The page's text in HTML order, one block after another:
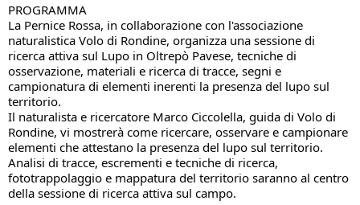
PROGRAMMA
La Pernice Rossa, in collaborazione con l'associazione
naturalistica Volo di Rondine, organizza una sessione di
ricerca attiva sul Lupo in Oltrepò Pavese, tecniche di
osservazione, materiali e ricerca di tracce, segni e
campionatura di elementi inerenti la presenza del lupo sul
territorio.
Il naturalista e ricercatore Marco Ciccolella, guida di Volo di
Rondine, vi mostrerà come ricercare, osservare e campionare
elementi che attestano la presenza del lupo sul territorio.
Analisi di tracce, escrementi e tecniche di ricerca,
fototrappolaggio e mappatura del territorio saranno al centro
della sessione di ricerca attiva sul campo.